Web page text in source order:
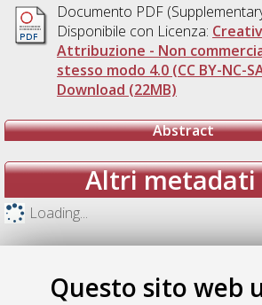
Questo sito web
Documento PDF
Disponibile con Licenza:
Attribuzione - Non
stesso modo 4.0 (CC BY-NC-
Download (22MB)
Abstract
Altri metadati
Loading...